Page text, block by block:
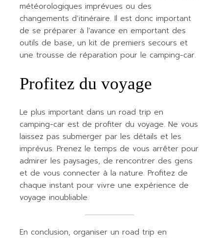
météorologiques imprévues ou des
changements d’itinéraire. Il est donc important
de se préparer à l’avance en emportant des
outils de base, un kit de premiers secours et
une trousse de réparation pour le camping-car.
Profitez du voyage
Le plus important dans un road trip en
camping-car est de profiter du voyage. Ne vous
laissez pas submerger par les détails et les
imprévus. Prenez le temps de vous arrêter pour
admirer les paysages, de rencontrer des gens
et de vous connecter à la nature. Profitez de
chaque instant pour vivre une expérience de
voyage inoubliable.
En conclusion, organiser un road trip en